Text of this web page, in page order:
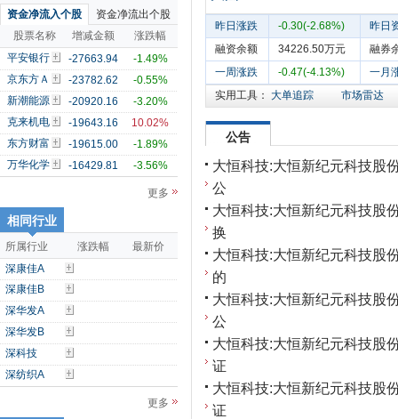
资金净流入个股
资金净流出个股
股票名称
增减金额
涨跌幅
平安银行
-27663.94
-1.49%
京东方Ａ
-23782.62
-0.55%
新潮能源
-20920.16
-3.20%
克来机电
-19643.16
10.02%
东方财富
-19615.00
-1.89%
万华化学
-16429.81 -3.56%
更多
相同行业
所属行业 涨跌幅
最新价
深康佳A
深康佳B
深华发A
深华发B
深科技
深纺织A
更多
昨日涨跌 -0.30(-2.68%)
昨日
融资余额
34226.50万元
融券
一周涨跌
-0.47(-4.13%)
一月
实用工具： 大单追踪 市场雷达
公告
大恒科技:大恒新纪元科技股
公
大恒科技:大恒新纪元科技股
换
大恒科技:大恒新纪元科技股
的
大恒科技:大恒新纪元科技股
公
大恒科技:大恒新纪元科技股
证
大恒科技:大恒新纪元科技股
证